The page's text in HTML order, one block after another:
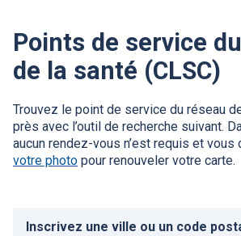
une
nouvelle
fenêtre.
Points de service
de la santé (CLSC)
Trouvez le point de service du réseau
près avec l’outil de recherche suivant.
aucun rendez-vous n’est requis et vous
votre photo pour renouveler votre carte.
Inscrivez une ville ou un code